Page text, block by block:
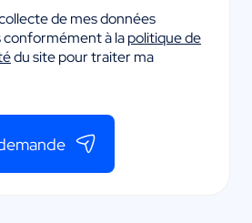
de mes données
conformément à lapolitique de
du site pour traiter ma